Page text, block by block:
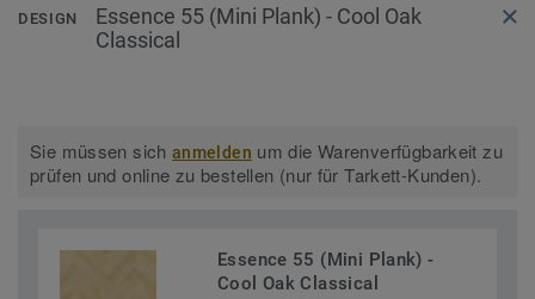
DESIGN
Essence 55 (Mini Plank) - Cool Oak
Classical
Sie müssen sichanmelden um die Warenverfügbarkeit zu
prüfen und online zu bestellen (nur für Tarkett-Kunden).
Essence 55 (Mini Plank) -
Cool Oak Classical